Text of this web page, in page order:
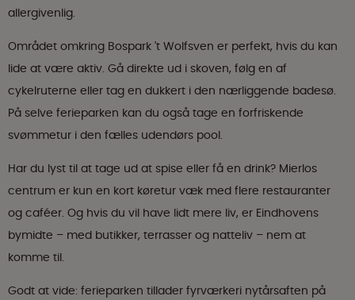
allergivenlig.
Området omkring Bospark 't Wolfsven er perfekt, hvis du kan
lide at være aktiv. Gå direkte ud i skoven, følg en af
cykelruterne eller tag en dukkert i den nærliggende badesø.
På selve ferieparken kan du også tage en forfriskende
svømmetur i den fælles udendørs pool.
Har du lyst til at tage ud at spise eller få en drink? Mierlos
centrum er kun en kort køretur væk med flere restauranter
og caféer. Og hvis du vil have lidt mere liv, er Eindhovens
bymidte – med butikker, terrasser og natteliv – nem at
komme til.
Godt at vide: ferieparken tillader fyrværkeri nytårsaften på